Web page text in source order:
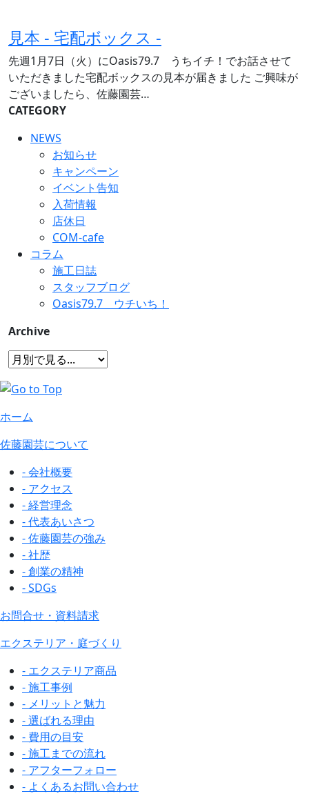
見本 - 宅配ボックス -
先週1月7日（火）にOasis79.7 うちイチ！でお話させて
いただきました宅配ボックスの見本が届きました ご興味が
ございましたら、佐藤園芸…
CATEGORY
NEWS
お知らせ
キャンペーン
イベント告知
入荷情報
店休日
COM-cafe
コラム
施工日誌
スタッフブログ
Oasis79.7 ウチいち！
Archive
ホーム
佐藤園芸について
- 会社概要
- アクセス
- 経営理念
- 代表あいさつ
- 佐藤園芸の強み
- 社歴
- 創業の精神
- SDGs
お問合せ・資料請求
エクステリア・庭づくり
- エクステリア商品
- 施工事例
- メリットと魅力
- 選ばれる理由
- 費用の目安
- 施工までの流れ
- アフターフォロー
- よくあるお問い合わせ